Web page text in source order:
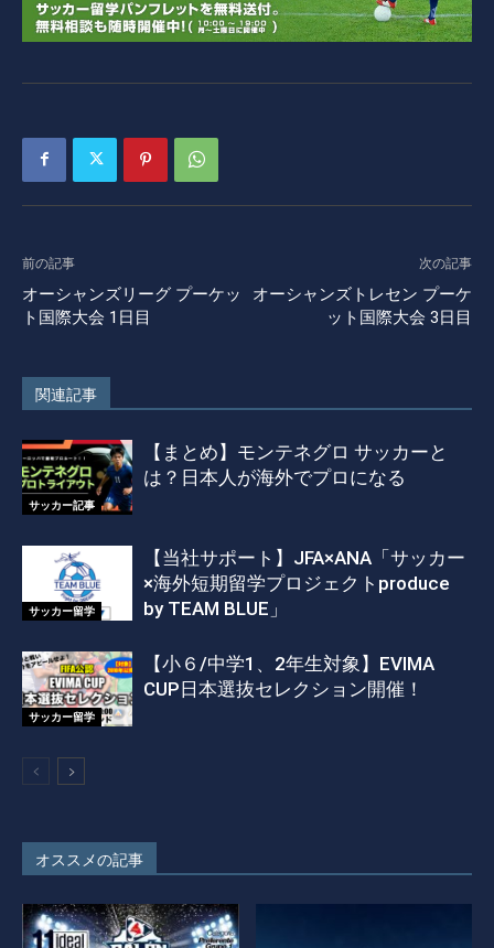
前の記事
オーシャンズリーグ プーケッ
ト国際大会 1日目
次の記事
オーシャンズトレセン プーケ
ット国際大会 3日目
関連記事
サッカー記事
【まとめ】モンテネグロ サッカーと
は？日本人が海外でプロになる
サッカー留学
【当社サポート】JFA×ANA「サッカー
×海外短期留学プロジェクトproduce
by TEAM BLUE」
サッカー留学
【小６/中学1、2年生対象】EVIMA
CUP日本選抜セレクション開催！
オススメの記事